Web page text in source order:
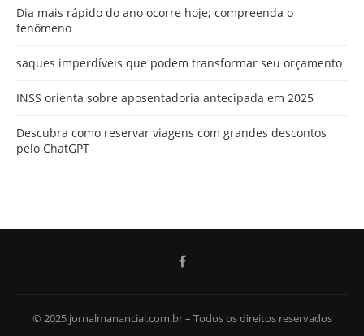
Dia mais rápido do ano ocorre hoje; compreenda o
fenômeno
saques imperdíveis que podem transformar seu orçamento
INSS orienta sobre aposentadoria antecipada em 2025
Descubra como reservar viagens com grandes descontos
pelo ChatGPT
© 2025 jornalmanancial.com.br – Todos os direitos reservados